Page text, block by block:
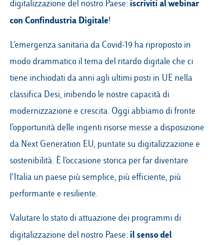
Belluno
Amsterdam
Dubai
digitalizzazione del nostro Paese: iscriviti al webinar
con Confindustria Digitale!
L’emergenza sanitaria da Covid-19 ha riproposto in
modo drammatico il tema del ritardo digitale che ci
tiene inchiodati da anni agli ultimi posti in UE nella
classifica Desi, inibendo le nostre capacità di
modernizzazione e crescita. Oggi abbiamo di fronte
l’opportunità delle ingenti risorse messe a disposizione
da Next Generation EU, puntate su digitalizzazione e
sostenibilità. È l’occasione storica per far diventare
l’Italia un paese più semplice, più efficiente, più
performante e resiliente.
Valutare lo stato di attuazione dei programmi di
digitalizzazione del nostro Paese: il senso del